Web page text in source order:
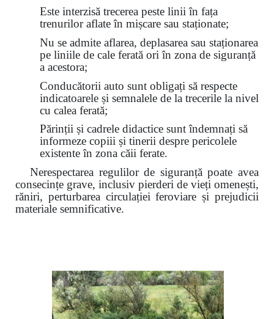
Este interzisă trecerea peste linii în fața
trenurilor aflate în mișcare sau staționate;
Nu se admite aflarea, deplasarea sau staționarea
pe liniile de cale ferată ori în zona de siguranță
a acestora;
Conducătorii auto sunt obligați să respecte
indicatoarele și semnalele de la trecerile la nivel
cu calea ferată;
Părinții și cadrele didactice sunt îndemnați să
informeze copiii și tinerii despre pericolele
existente în zona căii ferate.
Nerespectarea regulilor de siguranță poate avea
consecințe grave, inclusiv pierderi de vieți omenești,
răniri, perturbarea circulației feroviare și prejudicii
materiale semnificative.